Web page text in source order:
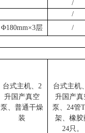
/
/
Φ180mm×3层
/
台式主机、 2
升国产真空
泵、普通干燥
装
台式主机、
升国产真
泵、24管
架、橡胶
24只。